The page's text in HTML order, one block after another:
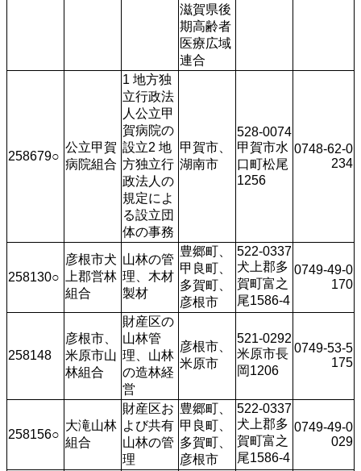
滋賀県後
期高齢者
医療広域
連合
258679○
公立甲賀
病院組合
1 地方独
立行政法
人公立甲
賀病院の
設立2 地
方独立行
政法人の
規定によ
る設立団
体の事務
甲賀市、
湖南市
528-0074
甲賀市水
口町松尾
1256
0748-62-0
234
258130○
彦根市犬
上郡営林
組合
山林の管
理、木材
製材
豊郷町、
甲良町、
多賀町、
彦根市
522-0337
犬上郡多
賀町富之
尾1586-4
0749-49-0
170
258148
彦根市、
米原市山
林組合
財産区の
山林管
理、山林
の造林経
営
彦根市、
米原市
521-0292
米原市長
岡1206
0749-53-5
175
258156○
大滝山林
組合
財産区お
よび共有
山林の管
理
豊郷町、
甲良町、
多賀町、
彦根市
522-0337
犬上郡多
賀町富之
尾1586-4
0749-49-0
029